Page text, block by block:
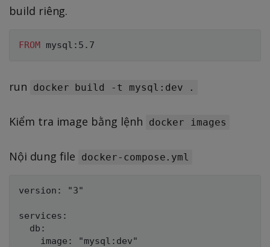
build riêng.
FROM mysql:5.7
run docker build -t mysql:dev .
Kiểm tra image bằng lệnh docker images
Nội dung file docker-compose.yml
version: "3"
services:
  db:
    image: "mysql:dev"